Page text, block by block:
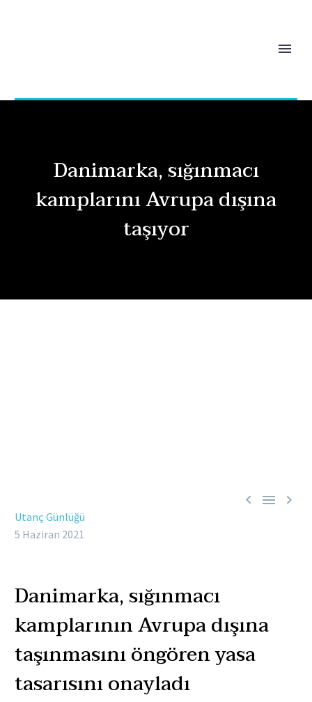
Danimarka, sığınmacı
kamplarını Avrupa dışına
taşıyor
  
Utanç Günlüğü
5 Haziran 2021
Danimarka, sığınmacı
kamplarının Avrupa dışına
taşınmasını öngören yasa
tasarısını onayladı